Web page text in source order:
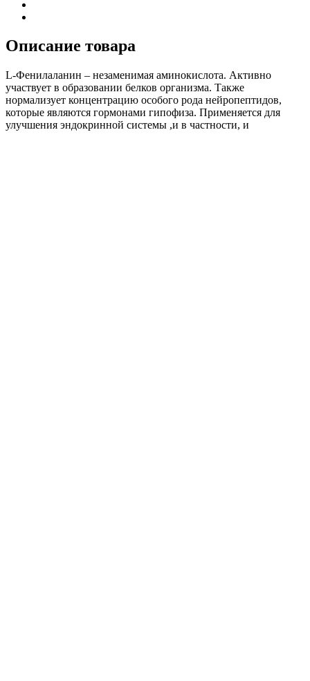
Описание товара
L-Фенилаланин – незаменимая аминокислота. Активно
участвует в образовании белков организма. Также
нормализует концентрацию особого рода нейропептидов,
которые являются гормонами гипофиза. Применяется для
улучшения эндокринной системы ,и в частности, и